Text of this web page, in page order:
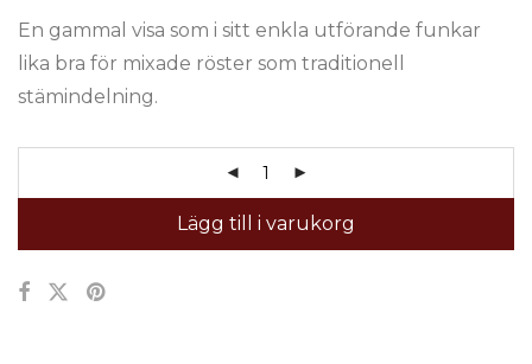
En gammal visa som i sitt enkla utförande funkar
lika bra för mixade röster som traditionell
stämindelning.
Lägg till i varukorg